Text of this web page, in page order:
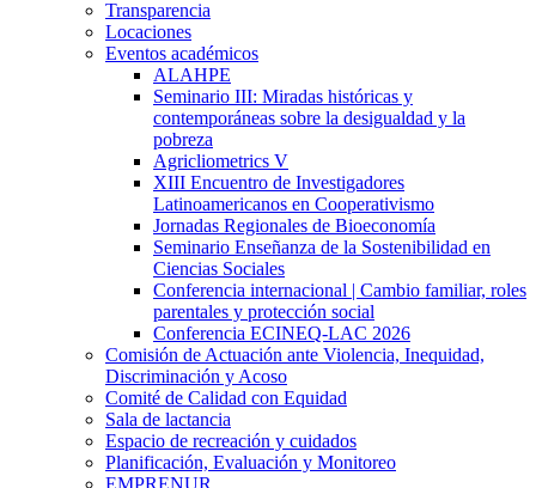
Transparencia
Locaciones
Eventos académicos
ALAHPE
Seminario III: Miradas históricas y
contemporáneas sobre la desigualdad y la
pobreza
Agricliometrics V
XIII Encuentro de Investigadores
Latinoamericanos en Cooperativismo
Jornadas Regionales de Bioeconomía
Seminario Enseñanza de la Sostenibilidad en
Ciencias Sociales
Conferencia internacional | Cambio familiar, roles
parentales y protección social
Conferencia ECINEQ-LAC 2026
Comisión de Actuación ante Violencia, Inequidad,
Discriminación y Acoso
Comité de Calidad con Equidad
Sala de lactancia
Espacio de recreación y cuidados
Planificación, Evaluación y Monitoreo